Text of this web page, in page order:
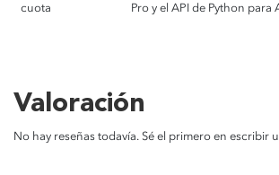
cuota
Pro y el API de Python para
Valoración
No hay reseñas todavía. Sé el primero en escribir